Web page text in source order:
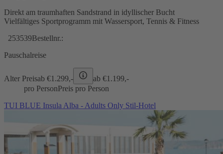
Direkt am traumhaften Sandstrand in idyllischer Bucht
Vielfältiges Sportprogramm mit Wassersport, Tennis & Fitness
253539Bestellnr.:
Pauschalreise
Alter Preisab €1.299,- ab €1.199,-
pro PersonPreis pro Person
TUI BLUE Insula Alba - Adults Only Stil-Hotel